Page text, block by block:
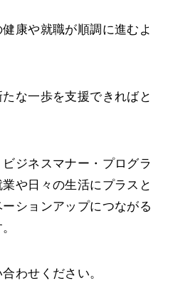
康や就職が順調に進むよ
な一歩を支援できればと
ジネスマナー・プログラ
や日々の生活にプラスと
ションアップにつながる
わせください。